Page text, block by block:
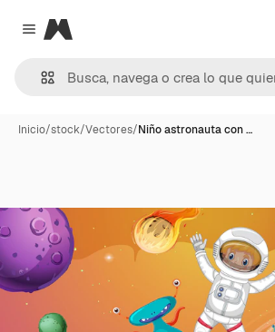
Close menu
Magnific
Inicio/stock/Vectores/Niño astronauta con …